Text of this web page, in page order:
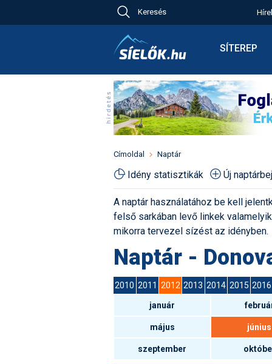
Keresés
SÍTEREP
Síbérletárak
Toplista
Havazás
Fotók
Címoldal Naptár
Idény statisztikák Új
A naptár használatához be kell
felső sarkában levő linkek
mikorra tervezel sízést az idényben.
Naptár -
2010 2011 2012 2013 2014 2015 2016
január
május június
szeptember